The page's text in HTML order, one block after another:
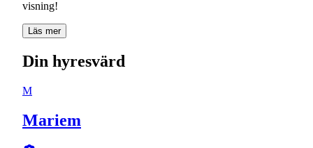
Läs mer
Din hyresvärd
M
Mariem